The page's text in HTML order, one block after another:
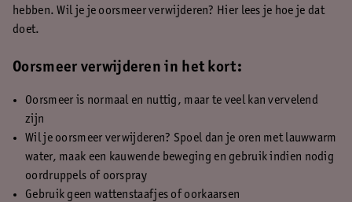
hebben. Wil je je oorsmeer verwijderen? Hier lees je hoe je dat
doet.
Oorsmeer verwijderen in het kort:
Oorsmeer is normaal en nuttig, maar te veel kan vervelend
zijn
Wil je oorsmeer verwijderen? Spoel dan je oren met lauwwarm
water, maak een kauwende beweging en gebruik indien nodig
oordruppels of oorspray
Gebruik geen wattenstaafjes of oorkaarsen